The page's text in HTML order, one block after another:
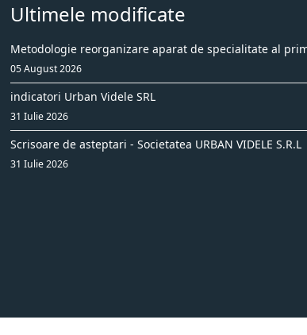
Ultimele modificate
Metodologie reorganizare aparat de specialitate al
05 August 2026
indicatori Urban Videle SRL
31 Iulie 2026
Scrisoare de asteptari - Societatea URBAN VIDELE S.R.L
31 Iulie 2026